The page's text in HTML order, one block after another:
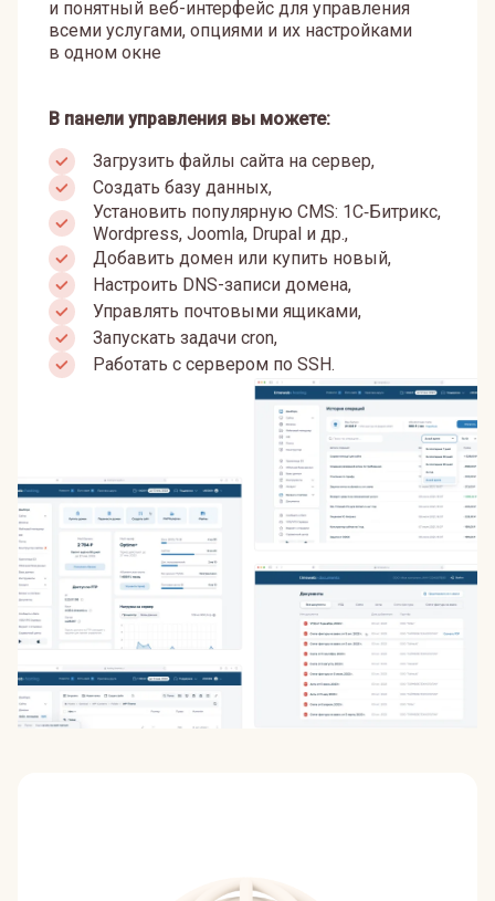
и понятный веб-интерфейс для управления
всеми услугами, опциями и их настройками
в одном окне
В панели управления вы можете:
Загрузить файлы сайта на сервер,
Создать базу данных,
Установить популярную CMS: 1С‑Битрикс,
Wordpress, Joomla, Drupal и др.,
Добавить домен или купить новый,
Настроить DNS-записи домена,
Управлять почтовыми ящиками,
Запускать задачи cron,
Работать с сервером по SSH.